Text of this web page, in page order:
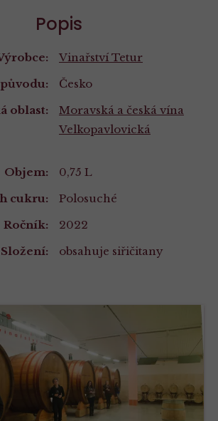
Popis
Vinařství Tetur
Česko
oblast:
Moravská a česká vína
Velkopavlovická
Objem:
0,75 L
cukru:
Polosuché
Ročník:
2022
Složení:
obsahuje siřičitany